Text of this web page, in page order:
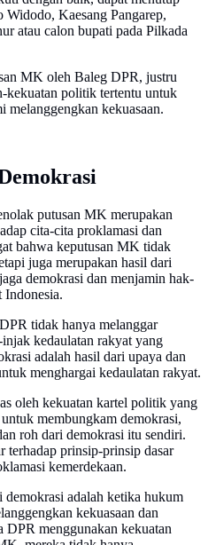
Widodo, Kaesang Pangarep,
atau calon bupati pada Pilkada
MK oleh Baleg DPR, justru
kekuatan politik tertentu untuk
melanggengkan kekuasaan.
putusan MK merupakan
cita-cita proklamasi dan
bahwa keputusan MK tidak
juga merupakan hasil dari
demokrasi dan menjamin hak-
Indonesia.
tidak hanya melanggar
kedaulatan rakyat yang
adalah hasil dari upaya dan
menghargai kedaulatan rakyat.
oleh kekuatan kartel politik yang
membungkam demokrasi,
roh dari demokrasi itu sendiri.
terhadap prinsip-prinsip dasar
kemerdekaan.
demokrasi adalah ketika hukum
kekuasaan dan
DPR menggunakan kekuatan